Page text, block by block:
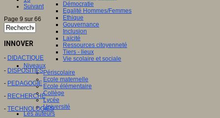
Démocratie
Egalité Hommes/Femmes
Ethique
Gouvernance
Inclusion
Laïcité
Ressources citoyenneté
Tiers - lieux
Vie scolaire et sociale
Niveaux
Périscolaire
Ecole maternelle
Ecole élémentaire
Collège
Lycée
Université
Les auteurs
Suivant
Page 9 sur 66
INNOVER
- DIDACTIQUE
- DISPOSITIFS
- PEDAGOGIE
- RECHERCHE
- TECHNOLOGIES